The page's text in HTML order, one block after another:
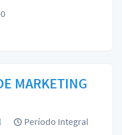
MARKETING
Período Integral